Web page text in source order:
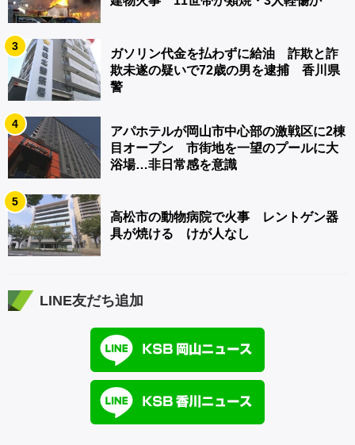
3
ガソリン代金を払わずに給油 詐欺と詐
欺未遂の疑いで72歳の男を逮捕 香川県
警
4
アパホテルが岡山市中心部の激戦区に2棟
目オープン 市街地を一望のプールに大
浴場…非日常感を意識
5
高松市の動物病院で火事 レントゲン器
具が焼ける けが人なし
LINE友だち追加